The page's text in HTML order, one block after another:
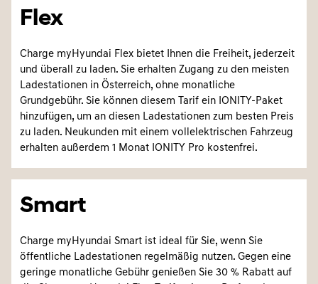
Flex
Charge myHyundai Flex bietet Ihnen die Freiheit, jederzeit
und überall zu laden. Sie erhalten Zugang zu den meisten
Ladestationen in Österreich, ohne monatliche
Grundgebühr. Sie können diesem Tarif ein IONITY-Paket
hinzufügen, um an diesen Ladestationen zum besten Preis
zu laden. Neukunden mit einem vollelektrischen Fahrzeug
erhalten außerdem 1 Monat IONITY Pro kostenfrei.
Smart
Charge myHyundai Smart ist ideal für Sie, wenn Sie
öffentliche Ladestationen regelmäßig nutzen. Gegen eine
geringe monatliche Gebühr genießen Sie 30 % Rabatt auf